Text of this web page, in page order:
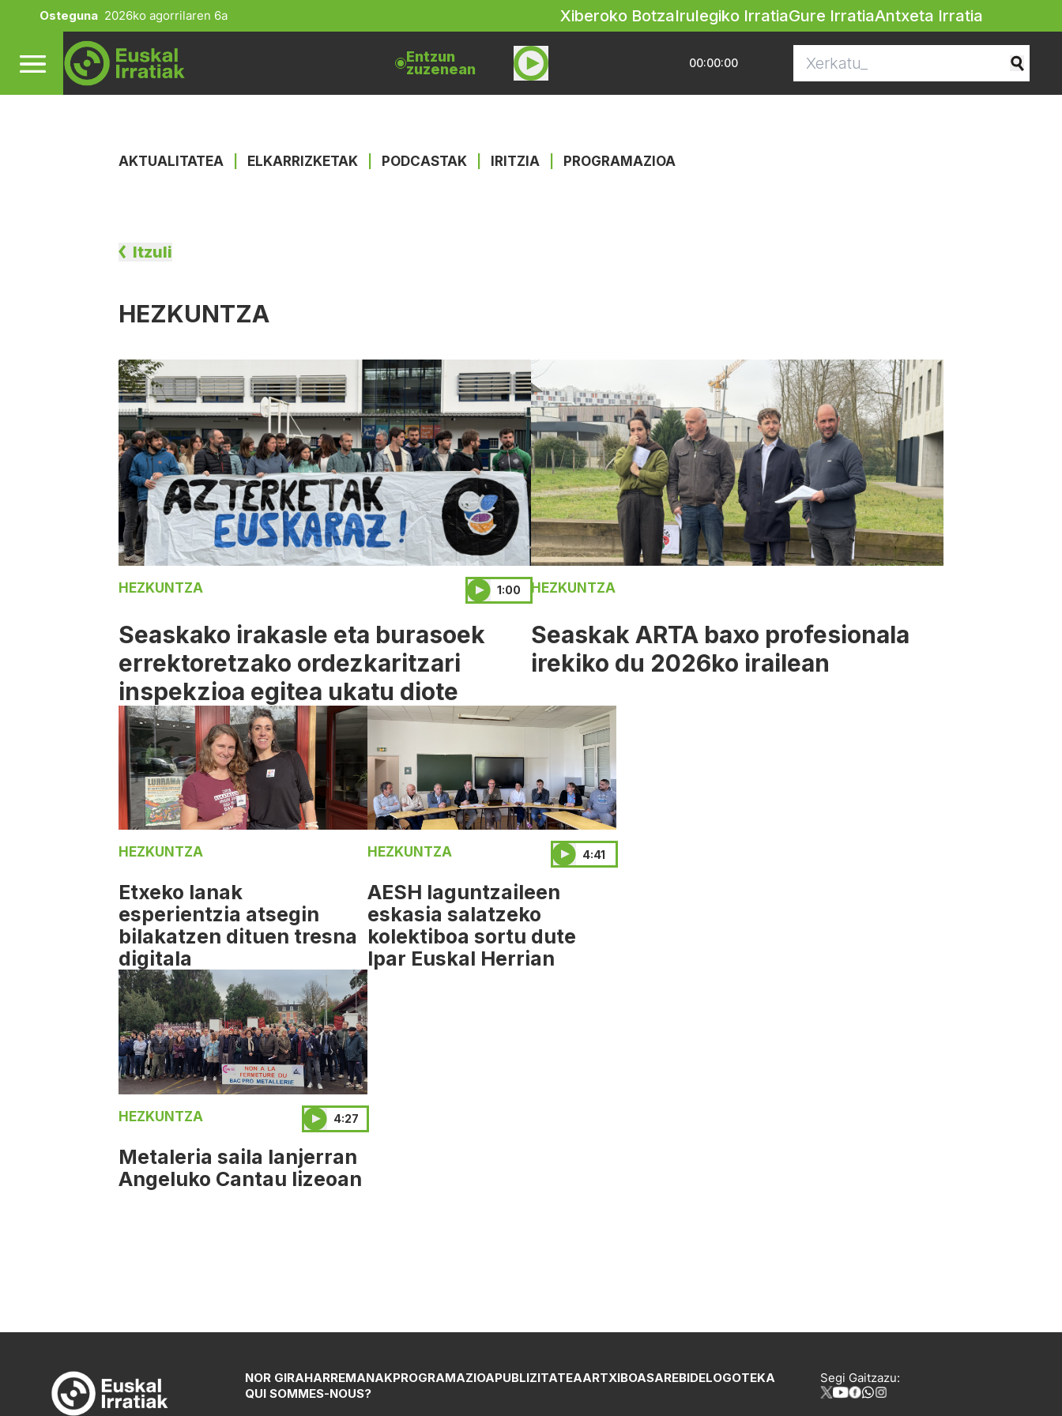
Osteguna 2026ko agorrilaren 6a Xiberoko BotzaIrulegiko IrratiaGure IrratiaAntxeta Irratia
Entzun
zuzenean 00:00:00
AKTUALITATEA ELKARRIZKETAK PODCASTAK IRITZIA PROGRAMAZIOA
Itzuli
HEZKUNTZA
HEZKUNTZA 1:00
Seaskako irakasle eta burasoek
errektoretzako ordezkaritzari
inspekzioa egitea ukatu diote
HEZKUNTZA
Seaskak ARTA baxo profesionala
irekiko du 2026ko irailean
HEZKUNTZA
Etxeko lanak
esperientzia atsegin
bilakatzen dituen tresna
digitala
HEZKUNTZA 4:41
AESH laguntzaileen
eskasia salatzeko
kolektiboa sortu dute
Ipar Euskal Herrian
HEZKUNTZA 4:27
Metaleria saila lanjerran
Angeluko Cantau lizeoan
NOR GIRAHARREMANAKPROGRAMAZIOAPUBLIZITATEAARTXIBOASAREBIDELOGOTEKA
QUI SOMMES-NOUS?
Segi Gaitzazu: